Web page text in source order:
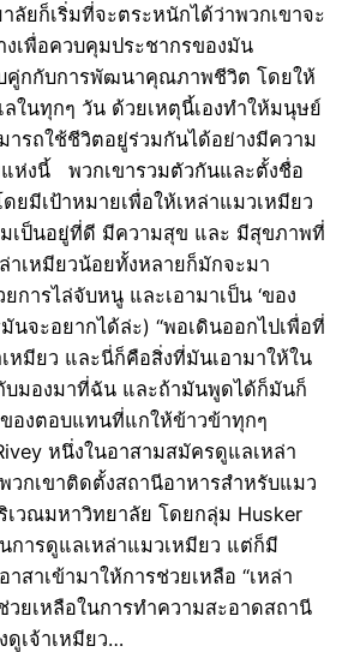
ลัยก็เริ่มที่จะตระหนักได้ว่าพวกเขาจะ
งเพื่อควบคุมประชากรของมัน
คู่กกับการพัฒนาคุณภาพชีวิต โดยให้
ในทุกๆ วัน ด้วยเหตุนี้เองทำให้มนุษย์
ารถใช้ชีวิตอยู่ร่วมกันได้อย่างมีความ
ห่งนี้ พวกเขารวมตัวกันและตั้งชื่อ
ยมีเป้าหมายเพื่อให้เหล่าแมวเหมียว
เป็นอยู่ที่ดี มีความสุข และ มีสุขภาพที่
เหมียวน้อยทั้งหลายก็มักจะมา
ารไล่จับหนู และเอามาเป็น ‘ของ
นจะอยากได้ล่ะ) “พอเดินออกไปเพื่อที่
หมียว และนี่ก็คือสิ่งที่มันเอามาให้ใน
บมองมาที่ฉัน และถ้ามันพูดได้ก็มันก็
ของตอบแทนที่แกให้ข้าวข้าทุกๆ
หนึ่งในอาสามสมัครดูแลเหล่า
กเขาติดตั้งสถานีอาหารสำหรับแมว
เวณมหาวิทยาลัย โดยกลุ่ม Husker
การดูแลเหล่าแมวเหมียว แต่ก็มี
สาเข้ามาให้การช่วยเหลือ “เหล่า
วยเหลือในการทำความสะอาดสถานี
ดูเจ้าเหมียว…